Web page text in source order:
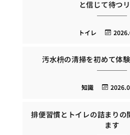
と信じて待つ
トイレ
汚水枡の清掃を初めて体
知識
排便習慣とトイレの詰まりの
ます